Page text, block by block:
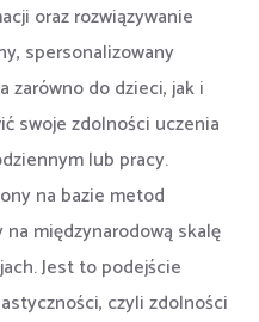
oraz rozwiązywanie
spersonalizowany
zarówno do dzieci, jak i
swoje zdolności uczenia
lub pracy.
na bazie metod
międzynarodową skalę
Jest to podejście
czyli zdolności